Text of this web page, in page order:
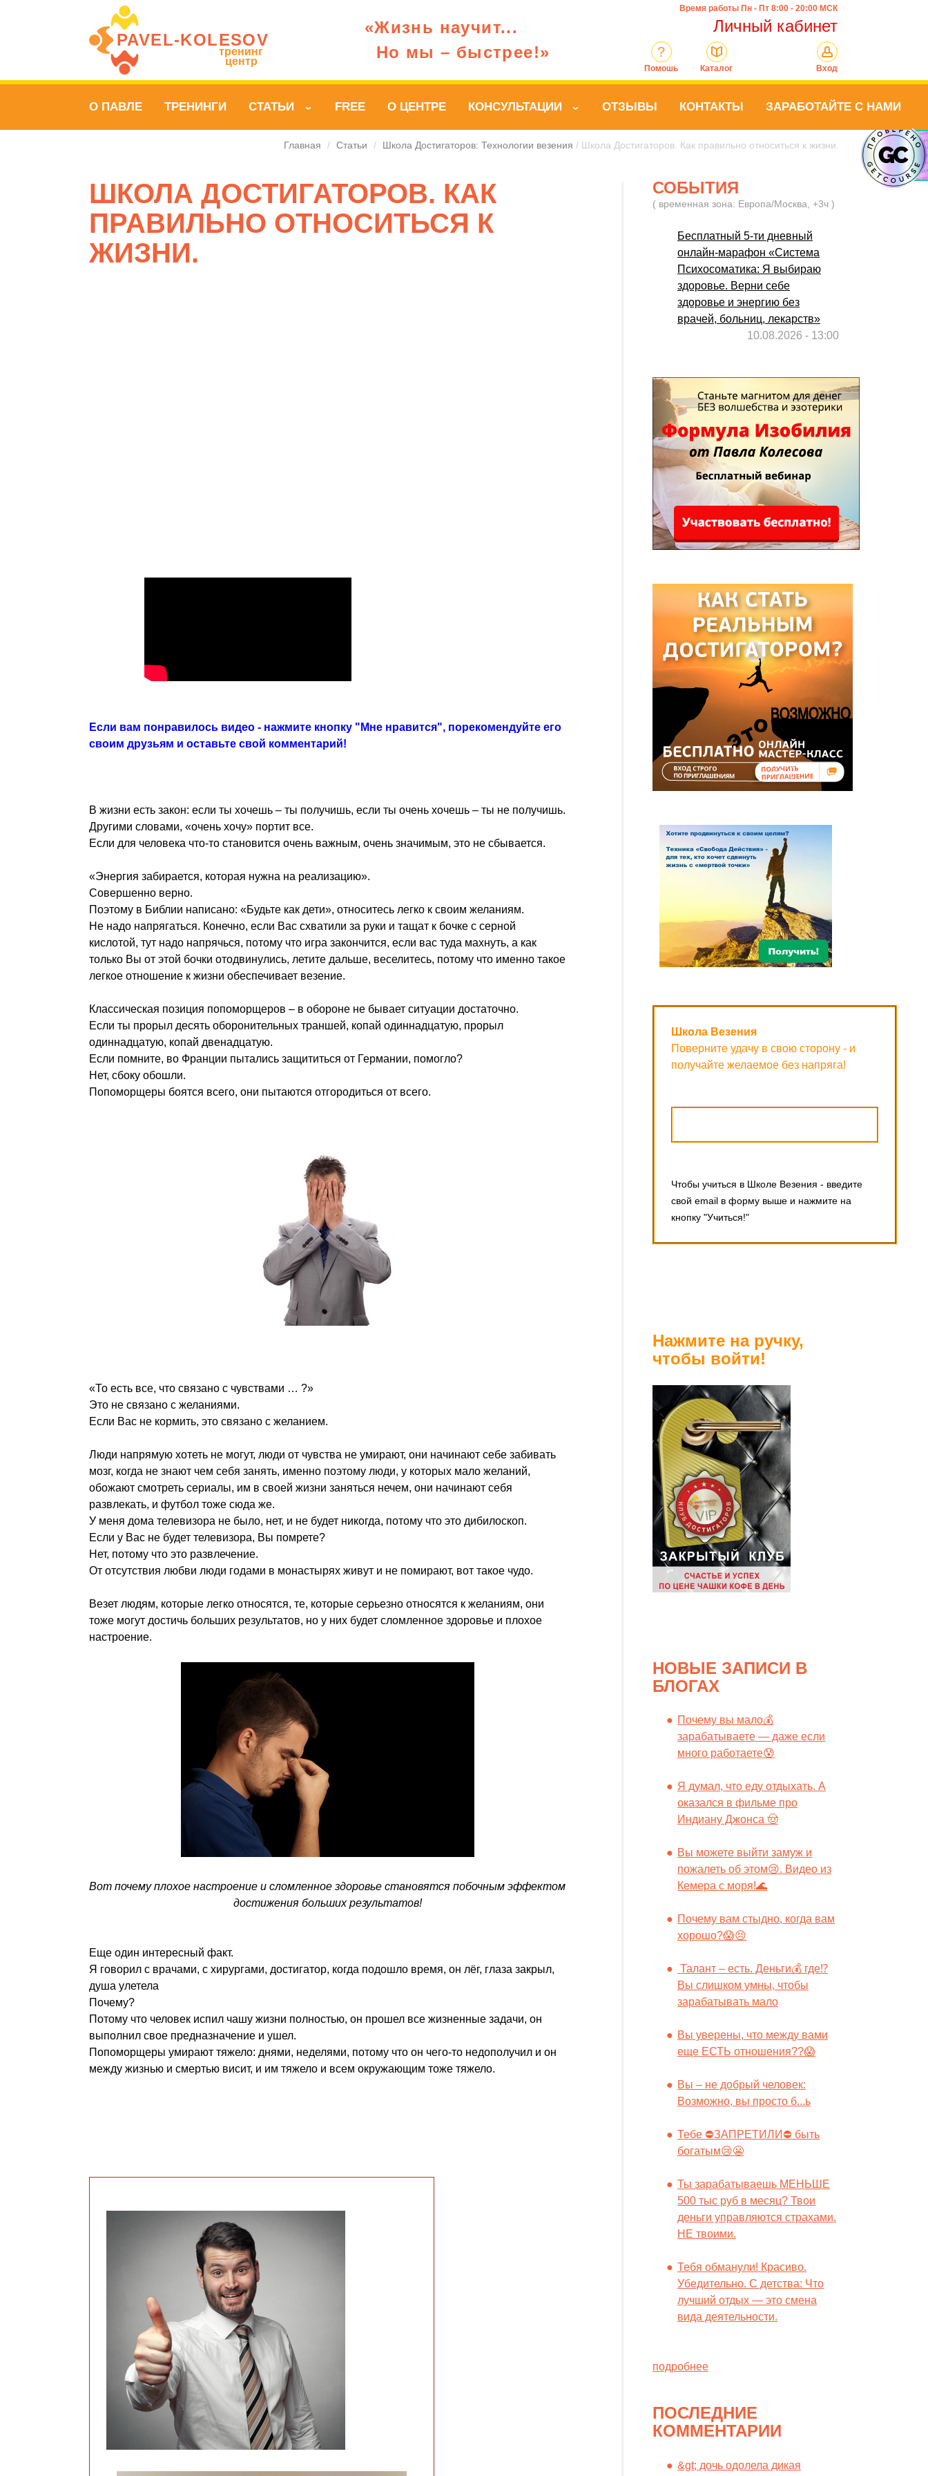
PAVEL‑KOLESOV
тренинг
центр
«Жизнь научит...
Но мы – быстрее!»
Время работы Пн - Пт 8:00 - 20:00 МСК
Личный кабинет
?
Помошь Каталог Вход
О ПАВЛЕ ТРЕНИНГИ СТАТЬИ › FREE О ЦЕНТРЕ КОНСУЛЬТАЦИИ › ОТЗЫВЫ КОНТАКТЫ ЗАРАБОТАЙТЕ С НАМИ
Главная / Статьи / Школа Достигаторов: Технологии везения / Школа Достигаторов. Как правильно относиться к жизни.
ШКОЛА ДОСТИГАТОРОВ. КАК
ПРАВИЛЬНО ОТНОСИТЬСЯ К
ЖИЗНИ.
Если вам понравилось видео - нажмите кнопку "Мне нравится", порекомендуйте его
своим друзьям и оставьте свой комментарий!
В жизни есть закон: если ты хочешь – ты получишь, если ты очень хочешь – ты не получишь.
Другими словами, «очень хочу» портит все.
Если для человека что-то становится очень важным, очень значимым, это не сбывается.
«Энергия забирается, которая нужна на реализацию».
Совершенно верно.
Поэтому в Библии написано: «Будьте как дети», относитесь легко к своим желаниям.
Не надо напрягаться. Конечно, если Вас схватили за руки и тащат к бочке с серной
кислотой, тут надо напрячься, потому что игра закончится, если вас туда махнуть, а как
только Вы от этой бочки отодвинулись, летите дальше, веселитесь, потому что именно такое
легкое отношение к жизни обеспечивает везение.
Классическая позиция попоморщеров – в обороне не бывает ситуации достаточно.
Если ты прорыл десять оборонительных траншей, копай одиннадцатую, прорыл
одиннадцатую, копай двенадцатую.
Если помните, во Франции пытались защититься от Германии, помогло?
Нет, сбоку обошли.
Попоморщеры боятся всего, они пытаются отгородиться от всего.
«То есть все, что связано с чувствами … ?»
Это не связано с желаниями.
Если Вас не кормить, это связано с желанием.
Люди напрямую хотеть не могут, люди от чувства не умирают, они начинают себе забивать
мозг, когда не знают чем себя занять, именно поэтому люди, у которых мало желаний,
обожают смотреть сериалы, им в своей жизни заняться нечем, они начинают себя
развлекать, и футбол тоже сюда же.
У меня дома телевизора не было, нет, и не будет никогда, потому что это дибилоскоп.
Если у Вас не будет телевизора, Вы помрете?
Нет, потому что это развлечение.
От отсутствия любви люди годами в монастырях живут и не помирают, вот такое чудо.
Везет людям, которые легко относятся, те, которые серьезно относятся к желаниям, они
тоже могут достичь больших результатов, но у них будет сломленное здоровье и плохое
настроение.
Вот почему плохое настроение и сломленное здоровье становятся побочным эффектом
достижения больших результатов!
Еще один интересный факт.
Я говорил с врачами, с хирургами, достигатор, когда подошло время, он лёг, глаза закрыл,
душа улетела
Почему?
Потому что человек испил чашу жизни полностью, он прошел все жизненные задачи, он
выполнил свое предназначение и ушел.
Попоморщеры умирают тяжело: днями, неделями, потому что он чего-то недополучил и он
между жизнью и смертью висит, и им тяжело и всем окружающим тоже тяжело.
СОБЫТИЯ
( временная зона: Европа/Москва, +3ч )
Бесплатный 5-ти дневный
онлайн-марафон «Система
Психосоматика: Я выбираю
здоровье. Верни себе
здоровье и энергию без
врачей, больниц, лекарств»
10.08.2026 - 13:00
Школа Везения
Поверните удачу в свою сторону - и
получайте желаемое без напряга!
Чтобы учиться в Школе Везения - введите
свой email в форму выше и нажмите на
кнопку "Учиться!"
Нажмите на ручку,
чтобы войти!
НОВЫЕ ЗАПИСИ В
БЛОГАХ
Почему вы мало💰
зарабатываете — даже если
много работаете😰
Я думал, что еду отдыхать. А
оказался в фильме про
Индиану Джонса 🤠
Вы можете выйти замуж и
пожалеть об этом😢. Видео из
Кемера с моря!🌊
Почему вам стыдно, когда вам
хорошо?😱😣
Талант – есть. Деньги💰 где⁉️
Вы слишком умны, чтобы
зарабатывать мало
Вы уверены, что между вами
еще ЕСТЬ отношения??😱
Вы – не добрый человек:
Возможно, вы просто б...ь
Тебе ⛔️ЗАПРЕТИЛИ⛔️ быть
богатым😢😬
Ты зарабатываешь МЕНЬШЕ
500 тыс руб в месяц? Твои
деньги управляются страхами.
НЕ твоими.
Тебя обманули! Красиво.
Убедительно. С детства: Что
лучший отдых — это смена
вида деятельности.
подробнее
ПОСЛЕДНИЕ
КОММЕНТАРИИ
&gt; дочь одолела дикая